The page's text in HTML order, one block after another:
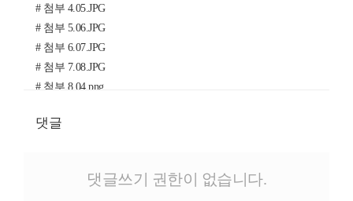
# 첨부 4.05.JPG
# 첨부 5.06.JPG
# 첨부 6.07.JPG
# 첨부 7.08.JPG
# 첨부 8.04.png
댓글
댓글쓰기 권한이 없습니다.